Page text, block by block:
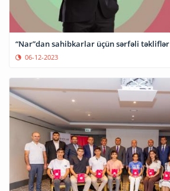
“Nar”dan sahibkarlar üçün sərfəli təkliflər
06-12-2023